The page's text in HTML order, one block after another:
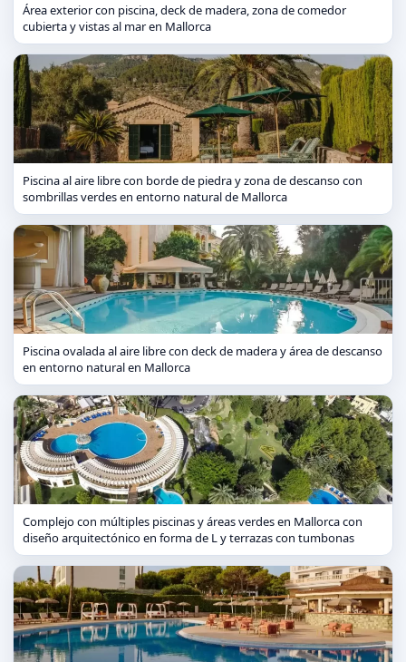
Área exterior con piscina, deck de madera, zona de comedor
cubierta y vistas al mar en Mallorca
Piscina al aire libre con borde de piedra y zona de descanso con
sombrillas verdes en entorno natural de Mallorca
Piscina ovalada al aire libre con deck de madera y área de descanso
en entorno natural en Mallorca
Complejo con múltiples piscinas y áreas verdes en Mallorca con
diseño arquitectónico en forma de L y terrazas con tumbonas